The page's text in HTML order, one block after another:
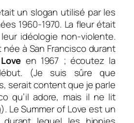
un slogan utilisé par les
1960-1970. La fleur était
idéologie non-violente.
née à San Francisco durant
en 1967 ; écoutez la
(Je suis sûre que
serait content que je parle
qu’il adore, mais il ne lit
Le Summer of Love est un